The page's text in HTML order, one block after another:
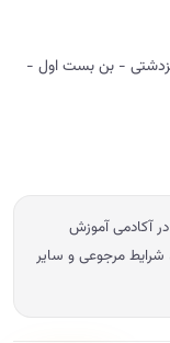
- بن بست اول -
آکادمی آموزش
شرایط مرجوعی و سایر